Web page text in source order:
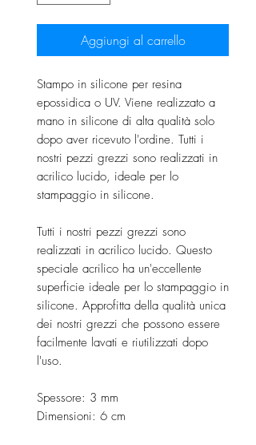
Aggiungi al carrello
Stampo in silicone per resina
epossidica o UV. Viene realizzato a
mano in silicone di alta qualità solo
dopo aver ricevuto l'ordine. Tutti i
nostri pezzi grezzi sono realizzati in
acrilico lucido, ideale per lo
stampaggio in silicone.
Tutti i nostri pezzi grezzi sono
realizzati in acrilico lucido. Questo
speciale acrilico ha un'eccellente
superficie ideale per lo stampaggio in
silicone. Approfitta della qualità unica
dei nostri grezzi che possono essere
facilmente lavati e riutilizzati dopo
l'uso.
Spessore: 3 mm
Dimensioni: 6 cm